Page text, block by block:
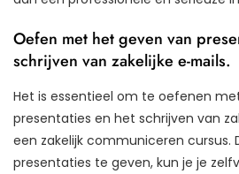
Oefen met het geven van
schrijven van zakelijke e-mails.
Het is essentieel om te oefenen
presentaties en het schrijven van
een zakelijk communiceren cursus.
presentaties te geven, kun je je